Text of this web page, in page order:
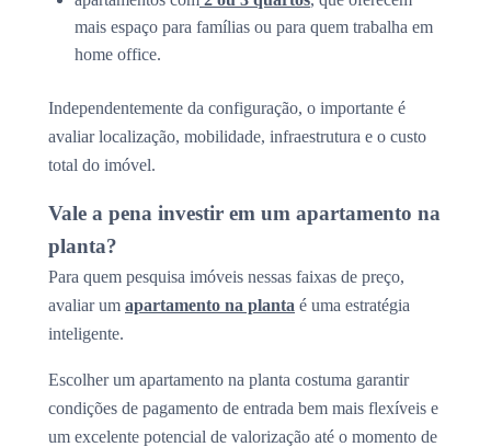
mais espaço para famílias ou para quem trabalha em
home office.
Independentemente da configuração, o importante é
avaliar localização, mobilidade, infraestrutura e o custo
total do imóvel.
Vale a pena investir em um apartamento na
planta?
Para quem pesquisa imóveis nessas faixas de preço,
avaliar um apartamento na planta é uma estratégia
inteligente.
Escolher um apartamento na planta costuma garantir
condições de pagamento de entrada bem mais flexíveis e
um excelente potencial de valorização até o momento de